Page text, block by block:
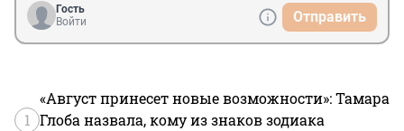
Гость
Войти
Отправить
1
«Август принесет новые возможности»: Тамара
Глоба назвала, кому из знаков зодиака